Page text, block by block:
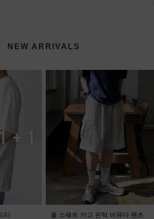
NEW ARRIVALS
티
몰 스웨트 카고 핀턱 버뮤다 팬츠